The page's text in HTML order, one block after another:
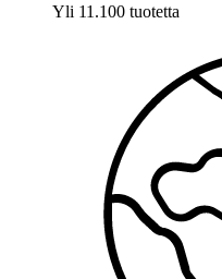
Yli 11.100 tuotetta